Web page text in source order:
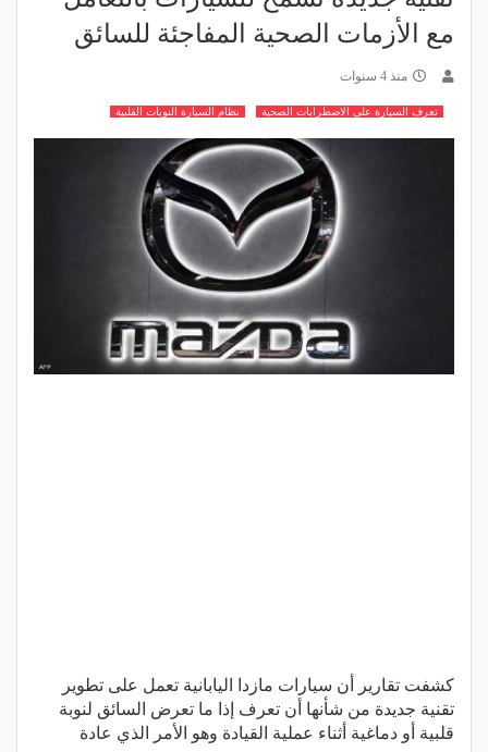
مع الأزمات الصحية المفاجئة للسائق
منذ 4 سنوات
تعرف السيارة على الاضطرابات الصحية نظام السيارة النوبات القلبية
كشفت تقارير أن سيارات مازدا اليابانية تعمل على تطوير
تقنية جديدة من شأنها أن تعرف إذا ما تعرض السائق لنوبة
قلبية أو دماغية أثناء عملية القيادة وهو الأمر الذي عادة